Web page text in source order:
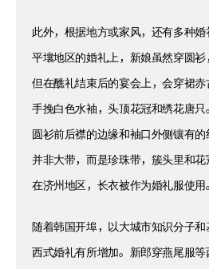
此外，根据地方或家风，还有多种婚
平壤地区的婚礼上，新娘虽然穿圆衫，
但在醮礼结束后的宴会上，会穿裙赤
手挽白色水袖，头顶花冠和绣花唐只
圆衫前后襟的边缘和袖口外侧镶有的
并非大带，而是珍珠带，簇头里和花
在济州地区，长衣被作为婚礼服使用。
随着韩国开埠，以大城市知识分子和
西式婚礼有所增加。新郎穿燕尾服等